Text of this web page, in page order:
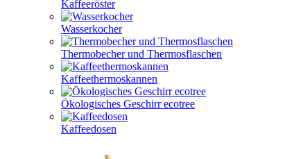
Kaffeeröster
Wasserkocher
Thermobecher und Thermosflaschen
Kaffeethermoskannen
Ökologisches Geschirr ecotree
Kaffeedosen